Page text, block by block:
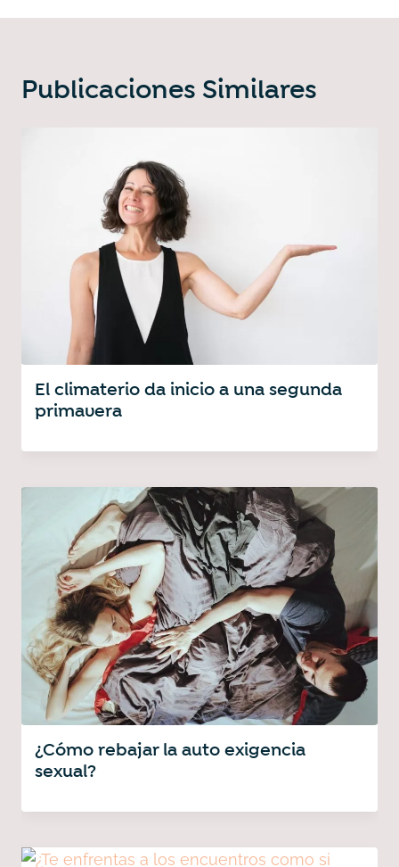
Publicaciones Similares
El climaterio da inicio a una segunda
primavera
¿Cómo rebajar la auto exigencia
sexual?